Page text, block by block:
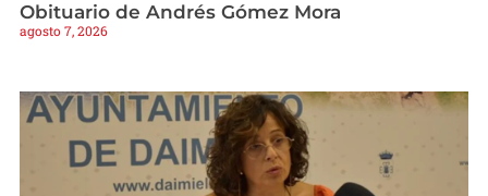
Obituario de Andrés Gómez Mora
agosto 7, 2026